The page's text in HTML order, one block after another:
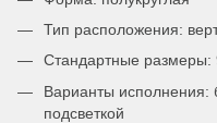
Тип расположения:
Стандартные
Варианты исполнения:
подсветкой